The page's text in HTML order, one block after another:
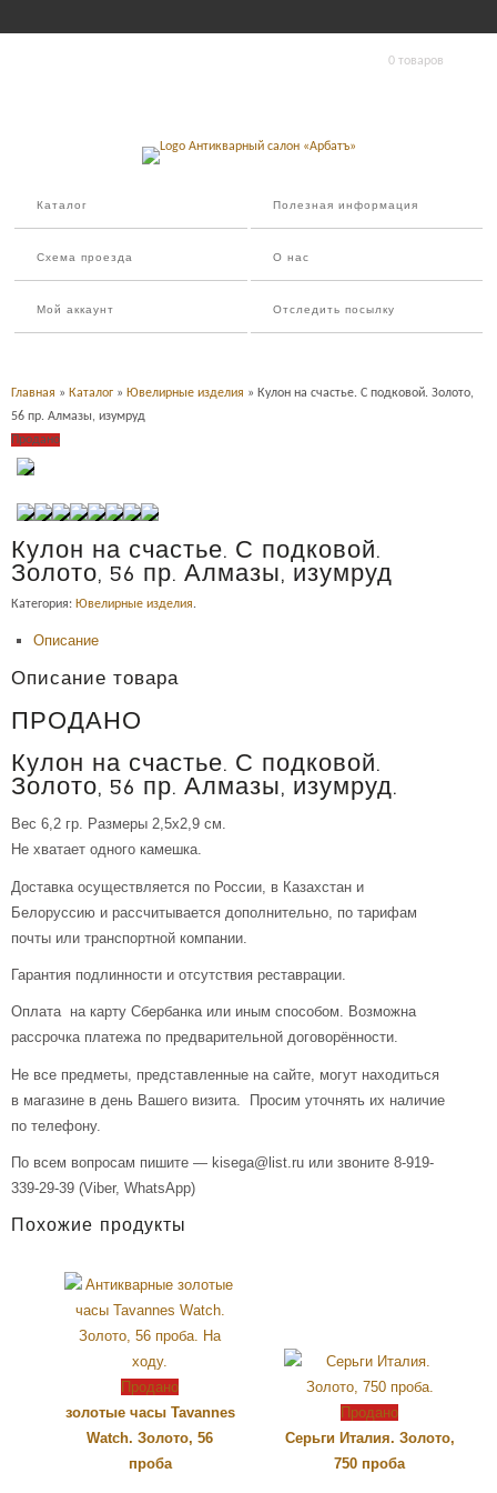
0 товаров
Каталог Полезная информация
Схема проезда О нас
Мой аккаунт Отследить посылку
Главная » Каталог » Ювелирные изделия » Кулон на счастье. С подковой. Золото,
56 пр. Алмазы, изумруд
Продано
Кулон на счастье. С подковой.
Золото, 56 пр. Алмазы, изумруд
Категория: Ювелирные изделия.
Описание
Описание товара
ПРОДАНО
Кулон на счастье. С подковой.
Золото, 56 пр. Алмазы, изумруд.
Вес 6,2 гр. Размеры 2,5х2,9 см.
Не хватает одного камешка.
Доставка осуществляется по России, в Казахстан и
Белоруссию и рассчитывается дополнительно, по тарифам
почты или транспортной компании.
Гарантия подлинности и отсутствия реставрации.
Оплата на карту Сбербанка или иным способом. Возможна
рассрочка платежа по предварительной договорённости.
Не все предметы, представленные на сайте, могут находиться
в магазине в день Вашего визита. Просим уточнять их наличие
по телефону.
По всем вопросам пишите — kisega@list.ru или звоните 8-919-
339-29-39 (Viber, WhatsApp)
Похожие продукты
Продано
золотые часы Tavannes
Watch. Золото, 56
проба
Продано
Серьги Италия. Золото,
750 проба